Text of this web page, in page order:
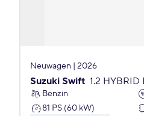
Neuwagen | 2026
Suzuki Swift 1.2
Benzin
81 PS (60 kW)